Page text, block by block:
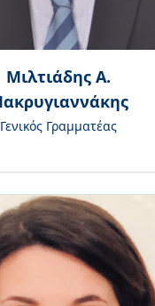
Μιλτιάδης Α.
Γενικός Γραμματέας